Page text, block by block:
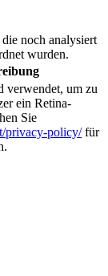
noch analysiert
wurden.
verwendet, um zu
ein Retina-
Sie
privacy-policy/für